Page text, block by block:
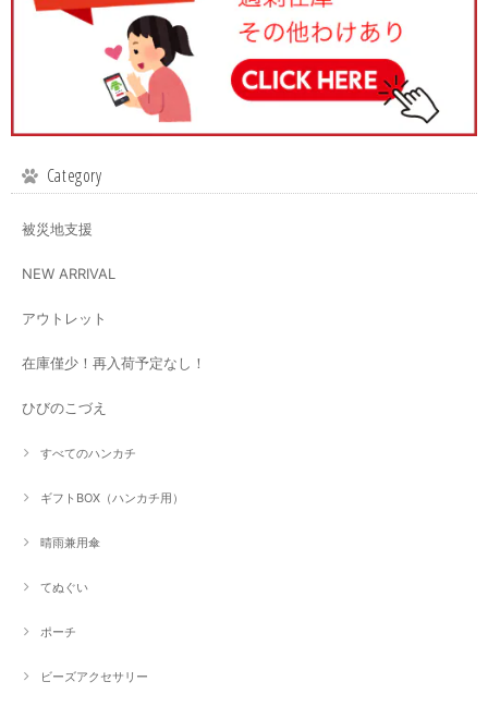
Category
被災地支援
NEW ARRIVAL
アウトレット
在庫僅少！再入荷予定なし！
ひびのこづえ
すべてのハンカチ
ギフトBOX（ハンカチ用）
晴雨兼用傘
てぬぐい
ポーチ
ビーズアクセサリー